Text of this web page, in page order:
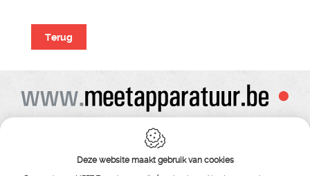
Terug
Alle prijzen zijn onder voorbehoud van wijziging
Bij bestelling ontvangt u vooraf de levering steeds een orderbevestiging
Copyright© alle rechten voorbehouden , gehele of gedeeldelijke overname van
tekst ,foto’s , video’s , verveelvoudiging op welke wijze dan ook , is niet toegestaan
Deze website maakt gebruik van cookies